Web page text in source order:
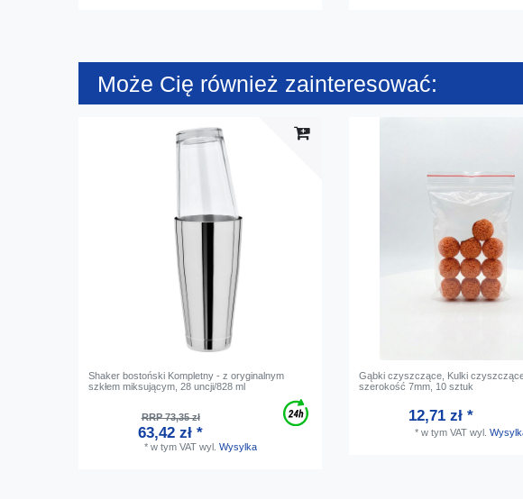
Może Cię również zainteresować:
Shaker bostoński Kompletny - z oryginalnym
szkłem miksującym, 28 uncji/828 ml
RRP 73,35 zł
63,42 zł *
* w tym VATwyl. Wysylka
Gąbki czyszczące, Kulki
szerokość 7mm, 10 sztuk
12,71 zł *
* w tym VATwyl.